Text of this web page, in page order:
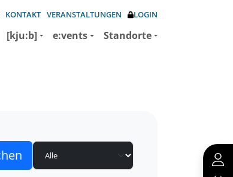
KONTAKT VERANSTALTUNGEN LOGIN
[kju:b] e:vents Standorte